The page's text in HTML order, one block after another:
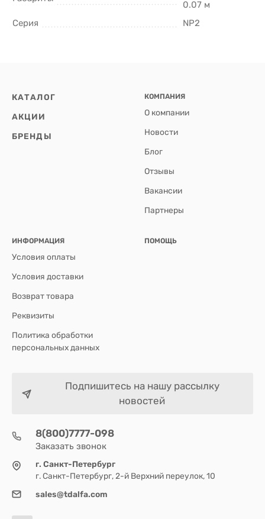
0.07 м
Серия
NP2
КАТАЛОГ
АКЦИИ
БРЕНДЫ
КОМПАНИЯ
О компании
Новости
Блог
Отзывы
Вакансии
Партнеры
ИНФОРМАЦИЯ
Условия оплаты
Условия доставки
Возврат товара
Реквизиты
Политика обработки
персональных данных
ПОМОЩЬ
Подпишитесь на нашу рассылку
новостей
8(800)7777-098
Заказать звонок
г. Санкт-Петербург
г. Санкт-Петербург, 2-й Верхний переулок, 10
sales@tdalfa.com